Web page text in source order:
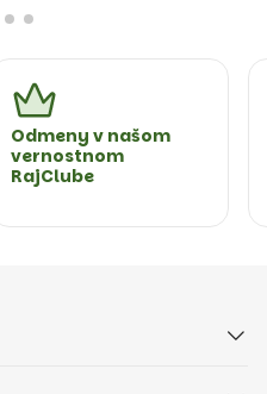
Odmeny v našom
vernostnom
RajClube